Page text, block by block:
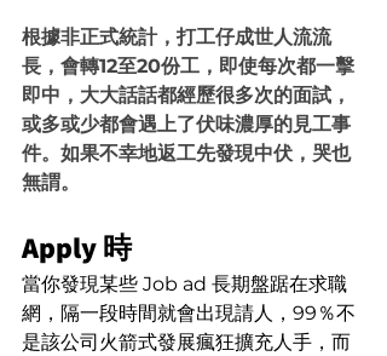
根據非正式統計，打工仔成世人流流
長，會轉12至20份工，即使每次都一擊
即中，大大話話都經歷很多次的面試，
或多或少都會遇上了伏味濃厚的見工事
件。如果不幸地返工先發現中伏，哭也
無謂。
Apply 時
當你發現某些 Job ad 長期盤踞在求職
網，隔一段時間就會出現請人，99％不
是該公司火箭式發展瘋狂擴充人手，而